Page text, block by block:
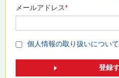
メールアドレス*
個人情報の取り扱いについて